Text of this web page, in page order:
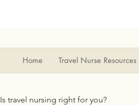
Home Travel Nurse Resources
Is travel nursing right for you?